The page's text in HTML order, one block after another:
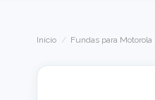
Inicio Fundas para Motorola